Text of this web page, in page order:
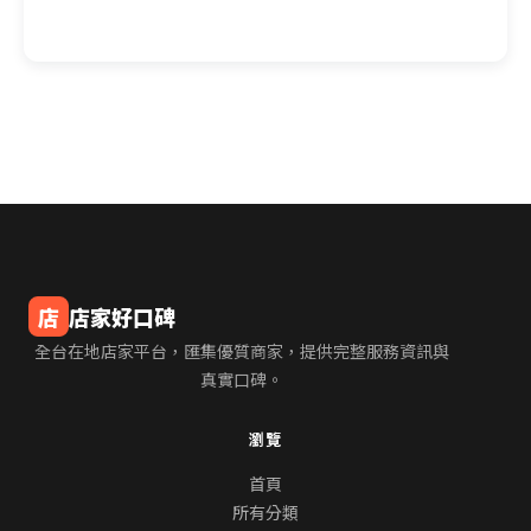
店 店家好口碑
全台在地店家平台，匯集優質商家，提供完整服務資訊與
真實口碑。
瀏覽
首頁
所有分類